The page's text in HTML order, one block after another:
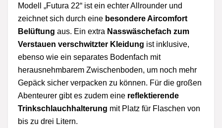
Modell „Futura 22“ ist ein echter Allrounder und
zeichnet sich durch eine besondere Aircomfort
Belüftung aus. Ein extra Nasswäschefach zum
Verstauen verschwitzter Kleidung ist inklusive,
ebenso wie ein separates Bodenfach mit
herausnehmbarem Zwischenboden, um noch mehr
Gepäck sicher verpacken zu können. Für die großen
Abenteurer gibt es zudem eine reflektierende
Trinkschlauchhalterung mit Platz für Flaschen von
bis zu drei Litern.